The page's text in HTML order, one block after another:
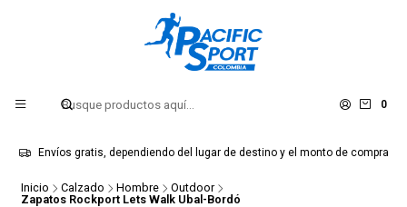
0
Envíos gratis, dependiendo del lugar de destino y el monto de compra
Inicio Calzado Hombre
Outdoor
Zapatos Rockport Lets Walk Ubal-Bordó